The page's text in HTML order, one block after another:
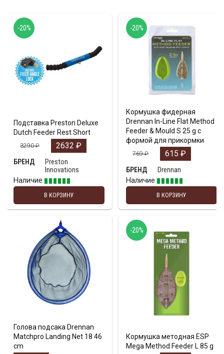
Подставка Preston Deluxe
Dutch Feeder Rest Short
3290₽ 2632 ₽
БРЕНД
Preston
Innovations
Наличие
В КОРЗИНУ
-20%
Кормушка фидерная
Drennan In-Line Flat Method
Feeder & Mould S 25 g с
формой для прикормки
769₽ 615 ₽
БРЕНД
Drennan
Наличие
В КОРЗИНУ
-20%
Голова подсакa Drennan
Matchpro Landing Net 18 46
cm
Кормушка методная ESP
Mega Method Feeder L 85 g
-20%